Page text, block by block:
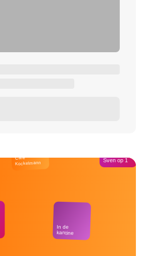
Café
Kockelmann
In de
kantine
Sven op 1